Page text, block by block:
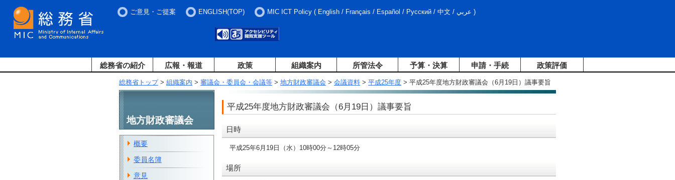
ご意見・ご提案 ENGLISH(TOP) MIC ICT Policy ( English / Français / Español / Русский / 中文 / عربي )
総務省の紹介 広報・報道 政策 組織案内 所管法令 予算・決算 申請・手続 政策評価
総務省トップ> 組織案内 > 審議会・委員会・会議等 > 地方財政審議会 > 会議資料 > 平成25年度 > 平成25年度地方財政審議会（6月19日）議事要旨
平成25年度地方財政審議会（6月19日）議事要旨
日時
平成25年6月19日（水）10時00分～12時05分
場所
地方財政審議会
概要
委員名簿
意見